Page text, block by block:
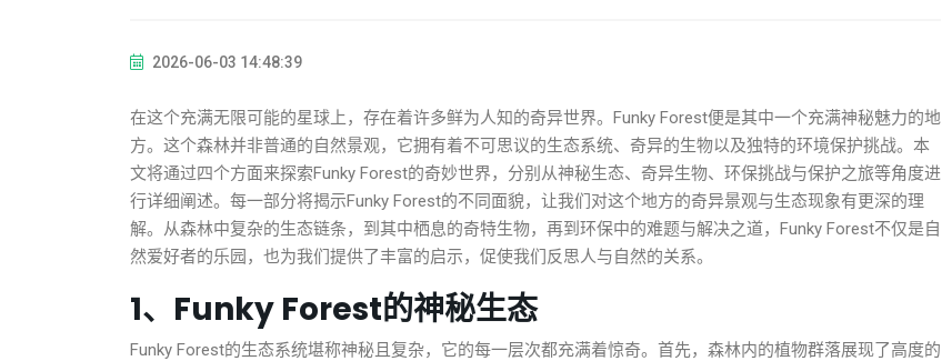
2026-06-03 14:48:39
在这个充满无限可能的星球上，存在着许多鲜为人知的奇异世界。Funky Forest便是其中一个充满神秘魅力的地
方。这个森林并非普通的自然景观，它拥有着不可思议的生态系统、奇异的生物以及独特的环境保护挑战。本
文将通过四个方面来探索Funky Forest的奇妙世界，分别从神秘生态、奇异生物、环保挑战与保护之旅等角度进
行详细阐述。每一部分将揭示Funky Forest的不同面貌，让我们对这个地方的奇异景观与生态现象有更深的理
解。从森林中复杂的生态链条，到其中栖息的奇特生物，再到环保中的难题与解决之道，Funky Forest不仅是自
然爱好者的乐园，也为我们提供了丰富的启示，促使我们反思人与自然的关系。
1、Funky Forest的神秘生态
Funky Forest的生态系统堪称神秘且复杂，它的每一层次都充满着惊奇。首先，森林内的植物群落展现了高度的